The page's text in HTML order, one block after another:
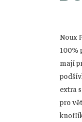
Noux
100%
mají
extra
pro